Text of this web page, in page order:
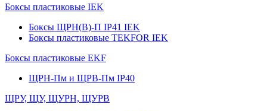
Боксы пластиковые IEK
Боксы ЩРН(В)-П IP41 IEK
Боксы пластиковые TEKFOR IEK
Боксы пластиковые EKF
ЩРН-Пм и ЩРВ-Пм IP40
ЩРУ, ЩУ, ЩУРН, ЩУРВ